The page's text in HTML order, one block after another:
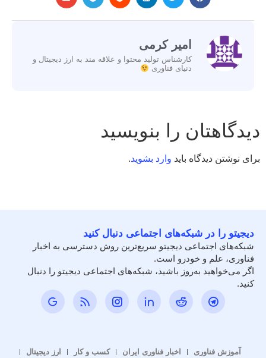
امیر کرمی
کارشناس تولید محتوا و علاقه مند به ارز دیجیتال و
دنیای فناوری
دیدگاهتان را بنویسید
برای نوشتن دیدگاه باید وارد بشوید.
دیجیتو را در شبکه‌های اجتماعی دنبال کنید
شبکه‌های اجتماعی دیجیتو سریع‌ترین روش دسترسی به اخبار
فناوری، علم و خودرو است.
اگر می‌خواهید به‌روز باشید، شبکه‌های اجتماعی دیجیتو را دنبال
کنید.
آموزش فناوری اخبار فناوری ایران کسب و کار ارز دیجیتال